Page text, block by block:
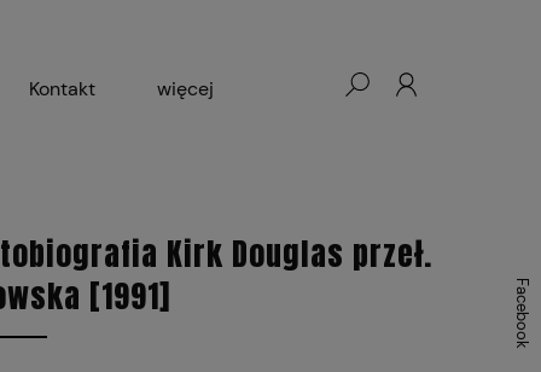
Kontakt więcej
Kirk Douglas przeł.
[1991]
Facebook